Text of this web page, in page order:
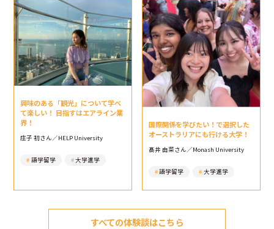
興味のある「観光」について学べ
て楽しい！ 目指すはエアライン業
界！
庄子 初さん／HELP University
語学留学 大学進学
国際関係を学びたい！で選択した
オーストラリアにも行ける大学！
髙井 由菜さん／Monash University
語学留学 大学進学
すべての体験談はこちら